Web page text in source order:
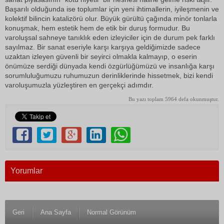
Başarılı olduğunda ise toplumlar için yeni ihtimallerin, iyileşmenin ve
kolektif bilincin katalizörü olur. Büyük gürültü çağında mi̇nör tonlarla
konuşmak, hem estetik hem de etik bir duruş formudur. Bu
varoluşsal sahneye tanıklık eden izleyiciler için de durum pek farklı
sayılmaz. Bir sanat eseriyle karşı karşıya geldiğimizde sadece
uzaktan izleyen güvenli bir seyirci olmakla kalmayıp, o eserin
önümüze serdiği dünyada kendi özgürlüğümüzü ve insanlığa karşı
sorumluluğumuzu ruhumuzun derinliklerinde hissetmek, bizi kendi
varoluşumuzla yüzleştiren en gerçekçi adımdır.
Bu yazı toplam 5964 defa okunmuştur.
Yorumlar
Geri Ana Sayfa Normal Görünüm